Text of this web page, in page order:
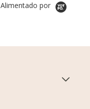
Alimentado por